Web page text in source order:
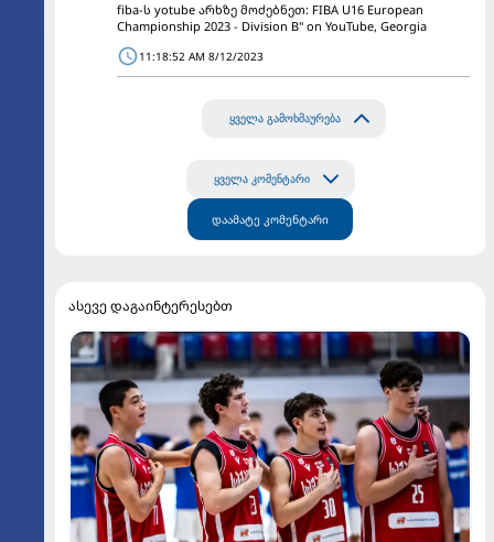
fiba-ს yotube არხზე მოძებნეთ: FIBA U16 European
Championship 2023 - Division B" on YouTube, Georgia
11:18:52 AM 8/12/2023
ყველა გამოხმაურება
ყველა კომენტარი
დაამატე კომენტარი
ასევე დაგაინტერესებთ